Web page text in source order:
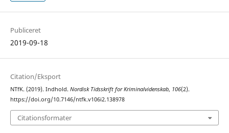
Publiceret
2019-09-18
Citation/Eksport
NTfK. (2019). Indhold. Nordisk Tidsskrift for Kriminalvidenskab, 106(2).
https://doi.org/10.7146/ntfk.v106i2.138978
Citationsformater